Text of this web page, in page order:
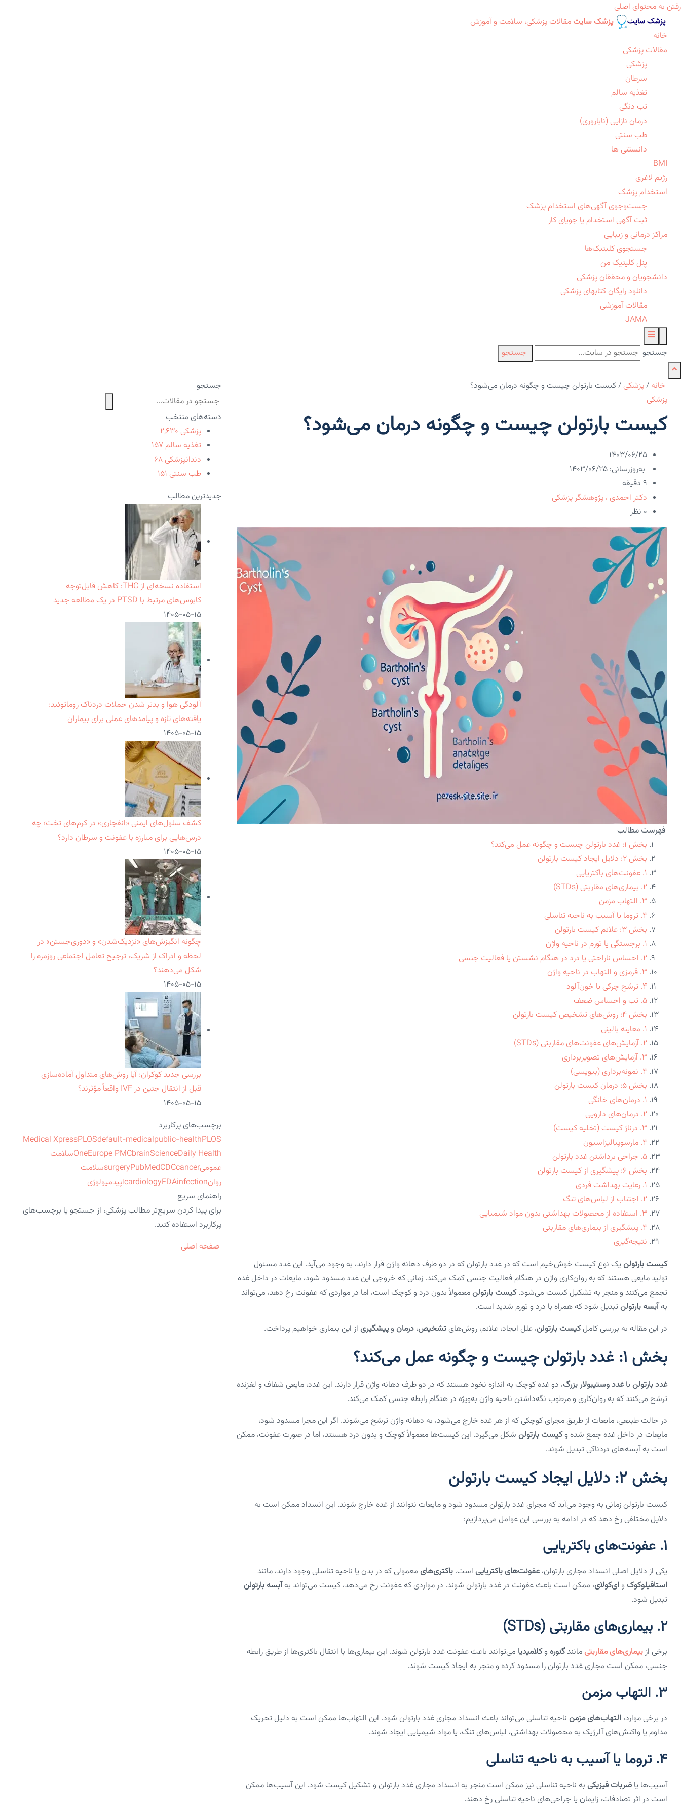
رفتن به محتوای اصلی
پزشک سایت مقالات پزشکی، سلامت و آموزش
خانه
مقالات پزشکی
پزشکی
سرطان
تغذیه سالم
تب دنگی
درمان نازایی (ناباروری)
طب سنتی
دانستنی ها
BMI
رژیم لاغری
استخدام پزشک
جست‌وجوی آگهی‌های استخدام پزشک
ثبت آگهی استخدام یا جویای کار
مراکز درمانی و زیبایی
جستجوی کلینیک‌ها
پنل کلینیک من
دانشجویان و محققان پزشکی
دانلود رایگان کتابهای پزشکی
مقالات آموزشی
JAMA
جستجو جستجو
خانه /پزشکی /کیست بارتولن چیست و چگونه درمان می‌شود؟
پزشکی
کیست بارتولن چیست و چگونه درمان می‌شود؟
۱۴۰۳/۰۶/۲۵
به‌روزرسانی: ۱۴۰۳/۰۶/۲۵
9 دقیقه
دکتر احمدی ، پژوهشگر پزشکی
۰ نظر
فهرست مطالب
بخش ۱: غدد بارتولن چیست و چگونه عمل می‌کند؟
بخش ۲: دلایل ایجاد کیست بارتولن
۱. عفونت‌های باکتریایی
۲. بیماری‌های مقاربتی (STDs)
۳. التهاب مزمن
۴. تروما یا آسیب به ناحیه تناسلی
بخش ۳: علائم کیست بارتولن
۱. برجستگی یا تورم در ناحیه واژن
۲. احساس ناراحتی یا درد در هنگام نشستن یا فعالیت جنسی
۳. قرمزی و التهاب در ناحیه واژن
۴. ترشح چرکی یا خون‌آلود
۵. تب و احساس ضعف
بخش ۴: روش‌های تشخیص کیست بارتولن
۱. معاینه بالینی
۲. آزمایش‌های عفونت‌های مقاربتی (STDs)
۳. آزمایش‌های تصویربرداری
۴. نمونه‌برداری (بیوپسی)
بخش ۵: درمان کیست بارتولن
۱. درمان‌های خانگی
۲. درمان‌های دارویی
۳. درناژ کیست (تخلیه کیست)
۴. مارسوپیالیزاسیون
۵. جراحی برداشتن غدد بارتولن
بخش ۶: پیشگیری از کیست بارتولن
۱. رعایت بهداشت فردی
۲. اجتناب از لباس‌های تنگ
۳. استفاده از محصولات بهداشتی بدون مواد شیمیایی
۴. پیشگیری از بیماری‌های مقاربتی
نتیجه‌گیری
کیست بارتولن یک نوع کیست خوش‌خیم است که در غدد بارتولن که در دو طرف دهانه واژن قرار دارند، به وجود می‌آید. این غدد مسئول
تولید مایعی هستند که به روان‌کاری واژن در هنگام فعالیت جنسی کمک می‌کند. زمانی که خروجی این غدد مسدود شود، مایعات در داخل غده
تجمع می‌کنند و منجر به تشکیل کیست می‌شود.کیست بارتولن معمولاً بدون درد و کوچک است، اما در مواردی که عفونت رخ دهد، می‌تواند
بهآبسه بارتولن تبدیل شود که همراه با درد و تورم شدید است.
در این مقاله به بررسی کاملکیست بارتولن، علل ایجاد، علائم، روش‌های تشخیص، درمان وپیشگیری از این بیماری خواهیم پرداخت.
بخش ۱: غدد بارتولن چیست و چگونه عمل می‌کند؟
غدد بارتولن یاغدد وستیبولار بزرگ، دو غده کوچک به اندازه نخود هستند که در دو طرف دهانه واژن قرار دارند. این غدد، مایعی شفاف و لغزنده
ترشح می‌کنند که به روان‌کاری و مرطوب نگه‌داشتن ناحیه واژن به‌ویژه در هنگام رابطه جنسی کمک می‌کند.
در حالت طبیعی، مایعات از طریق مجرای کوچکی که از هر غده خارج می‌شود، به دهانه واژن ترشح می‌شوند. اگر این مجرا مسدود شود،
مایعات در داخل غده جمع شده وکیست بارتولن شکل می‌گیرد. این کیست‌ها معمولاً کوچک و بدون درد هستند، اما در صورت عفونت، ممکن
است به آبسه‌های دردناکی تبدیل شوند.
بخش ۲: دلایل ایجاد کیست بارتولن
کیست بارتولن زمانی به وجود می‌آید که مجرای غدد بارتولن مسدود شود و مایعات نتوانند از غده خارج شوند. این انسداد ممکن است به
دلایل مختلفی رخ دهد که در ادامه به بررسی این عوامل می‌پردازیم:
1. عفونت‌های باکتریایی
یکی از دلایل اصلی انسداد مجاری بارتولن،عفونت‌های باکتریایی است. باکتری‌های معمولی که در بدن یا ناحیه تناسلی وجود دارند، مانند
استافیلوکوک و ای‌کولای، ممکن است باعث عفونت در غدد بارتولن شوند. در مواردی که عفونت رخ می‌دهد، کیست می‌تواند بهآبسه بارتولن
تبدیل شود.
2. بیماری‌های مقاربتی (STDs)
برخی ازبیماری‌های مقاربتی مانندگنوره وکلامیدیا می‌توانند باعث عفونت غدد بارتولن شوند. این بیماری‌ها با انتقال باکتری‌ها از طریق رابطه
جنسی، ممکن است مجاری غدد بارتولن را مسدود کرده و منجر به ایجاد کیست شوند.
3. التهاب مزمن
در برخی موارد، التهاب‌های مزمن ناحیه تناسلی می‌تواند باعث انسداد مجاری غدد بارتولن شود. این التهاب‌ها ممکن است به دلیل تحریک
مداوم یا واکنش‌های آلرژیک به محصولات بهداشتی، لباس‌های تنگ، یا مواد شیمیایی ایجاد شوند.
4. تروما یا آسیب به ناحیه تناسلی
آسیب‌ها یا ضربات فیزیکی به ناحیه تناسلی نیز ممکن است منجر به انسداد مجاری غدد بارتولن و تشکیل کیست شود. این آسیب‌ها ممکن
است در اثر تصادفات، زایمان یا جراحی‌های ناحیه تناسلی رخ دهند.
جستجو
دسته‌های منتخب
پزشکی ۲,۶۳۰
تغذیه سالم ۱۵۷
دندانپزشکی ۶۸
طب سنتی ۱۵۱
جدیدترین مطالب
استفاده نسخه‌ای از THC: کاهش قابل‌توجه
کابوس‌های مرتبط با PTSD در یک مطالعه جدید
۱۴۰۵-۰۵-۱۵
آلودگی هوا و بدتر شدن حملات دردناک روماتوئید:
یافته‌های تازه و پیامدهای عملی برای بیماران
۱۴۰۵-۰۵-۱۵
کشف سلول‌های ایمنی «انفجاری» در کرم‌های تخت؛ چه
درس‌هایی برای مبارزه با عفونت و سرطان دارد؟
۱۴۰۵-۰۵-۱۵
چگونه انگیزش‌های «نزدیک‌شدن» و «دوری‌جستن» در
لحظه و ادراک از شریک، ترجیح تعامل اجتماعی روزمره را
شکل می‌دهند؟
۱۴۰۵-۰۵-۱۵
بررسی جدید کوکران: آیا روش‌های متداول آماده‌سازی
قبل از انتقال جنین در IVF واقعاً مؤثرند؟
۱۴۰۵-۰۵-۱۵
برچسب‌های پرکاربرد
Medical XpressPLOSdefault-medicalpublic-healthPLOS
OneEurope PMCbrainScienceDaily Health
سلامت
عمومی
surgeryPubMedCDCcancer
سلامت
روان
cardiologyFDAinfection
اپیدمیولوژی
راهنمای سریع
برای پیدا کردن سریع‌تر مطالب پزشکی، از جستجو یا برچسب‌های
پرکاربرد استفاده کنید.
صفحه اصلی